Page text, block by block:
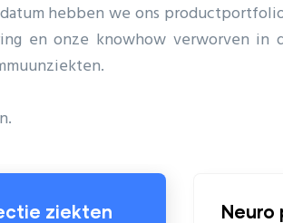
hebben we ons
en onze knowhow verworven
Neuro pathische